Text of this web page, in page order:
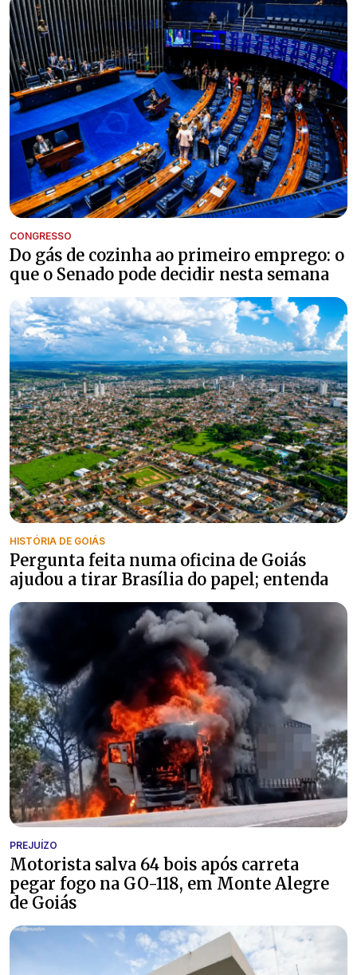
CONGRESSO
Do gás de cozinha ao primeiro emprego: o
que o Senado pode decidir nesta semana
HISTÓRIA DE GOIÁS
Pergunta feita numa oficina de Goiás
ajudou a tirar Brasília do papel; entenda
PREJUÍZO
Motorista salva 64 bois após carreta
pegar fogo na GO-118, em Monte Alegre
de Goiás